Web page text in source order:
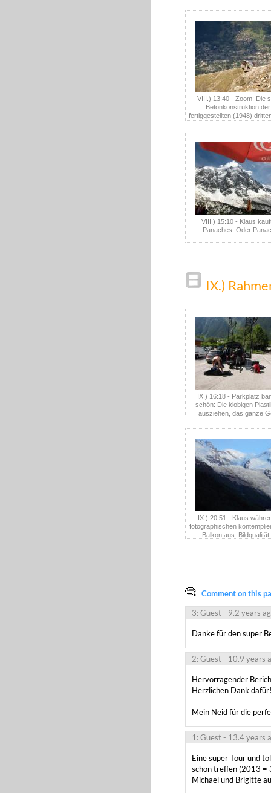
VIII.) 13:40 - Zoom: Die
Betonkonstruktion
fertiggestellten (1948)
nach 17 Jahren Bauzeit
gegangenen und 1951
zweiten Sektion.
VIII.) 15:10 - Klaus
Panaches. Oder
IX.)
IX.) 16:18 - Parkplatz
schön: Die klobigen
ausziehen, das ganze
IX.) 20:51 - Klaus
fotographischen
Balkon aus. Bildqualität
Comment on this
3: Guest- 9.2 years
Danke für den super
2: Guest- 10.9 years
Hervorragender
Herzlichen Dank dafür!
Mein Neid für die
1: Guest- 13.4 years
Eine super Tour und
schön treffen (2013 =
Michael und Brigitte